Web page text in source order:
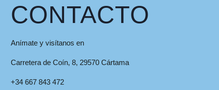
CONTACTO
Anímate y visítanos en
Carretera de Coín, 8, 29570 Cártama
+34 667 843 472